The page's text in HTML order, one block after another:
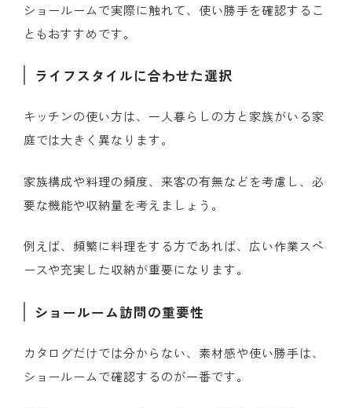
ショールームで実際に触れて、使い勝手を確認するこ
ともおすすめです。
ライフスタイルに合わせた選択
キッチンの使い方は、一人暮らしの方と家族がいる家
庭では大きく異なります。
家族構成や料理の頻度、来客の有無などを考慮し、必
要な機能や収納量を考えましょう。
例えば、頻繁に料理をする方であれば、広い作業スペ
ースや充実した収納が重要になります。
ショールーム訪問の重要性
カタログだけでは分からない、素材感や使い勝手は、
ショールームで確認するのが一番です。